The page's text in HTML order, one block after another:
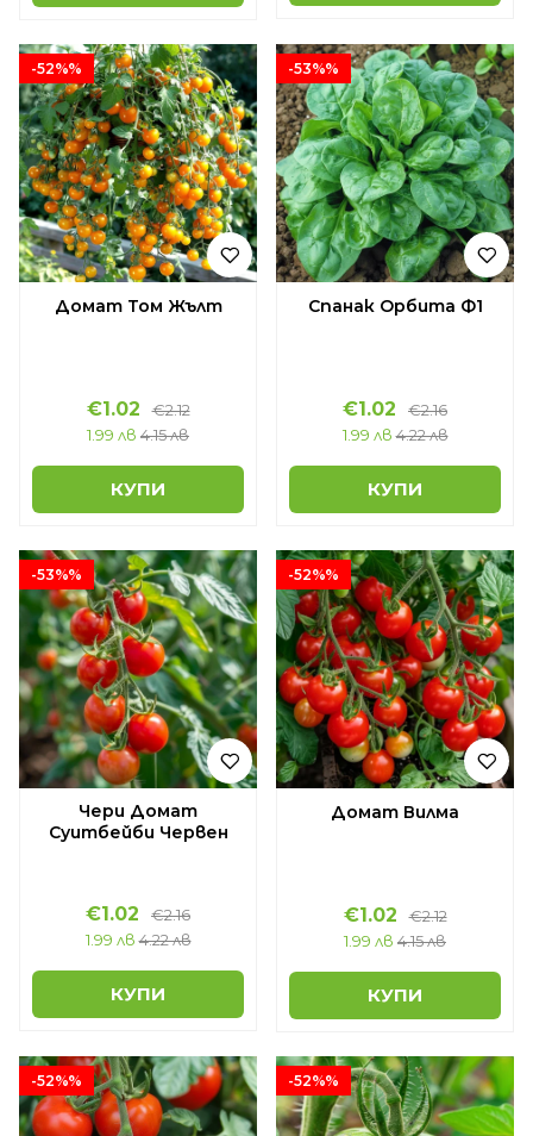
-52%%
Домат Том Жълт
€1.02
€2.12
1.99 лв 4.15 лв
КУПИ
-53%%
Спанак Орбита Ф1
€1.02
€2.16
1.99 лв 4.22 лв
КУПИ
-53%%
Чери Домат
Суитбейби Червен
€1.02
€2.16
1.99 лв 4.22 лв
КУПИ
-52%%
Домат Вилма
€1.02
€2.12
1.99 лв 4.15 лв
КУПИ
-52%% -52%%